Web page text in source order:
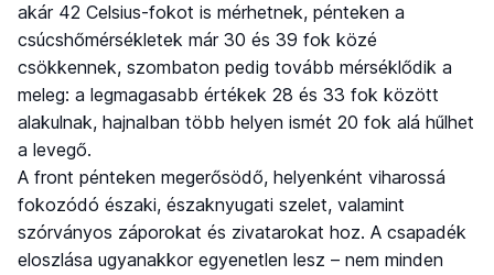
akár 42 Celsius-fokot is mérhetnek, pénteken a
csúcshőmérsékletek már 30 és 39 fok közé
csökkennek, szombaton pedig tovább mérséklődik a
meleg: a legmagasabb értékek 28 és 33 fok között
alakulnak, hajnalban több helyen ismét 20 fok alá hűlhet
a levegő.
A front pénteken megerősödő, helyenként viharossá
fokozódó északi, északnyugati szelet, valamint
szórványos záporokat és zivatarokat hoz. A csapadék
eloszlása ugyanakkor egyenetlen lesz – nem minden